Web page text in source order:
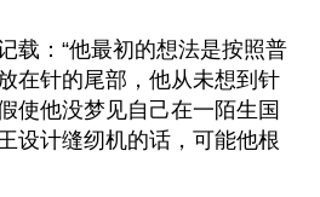
载：“他最初的想法是按照普
在针的尾部，他从未想到针
使他没梦见自己在一陌生国
设计缝纫机的话，可能他根